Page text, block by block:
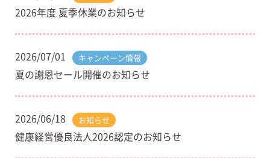
2026年度 夏季休業のお知らせ
2026/07/01 キャンペーン情報
夏の謝恩セール開催のお知らせ
2026/06/18 お知らせ
健康経営優良法人2026認定のお知らせ